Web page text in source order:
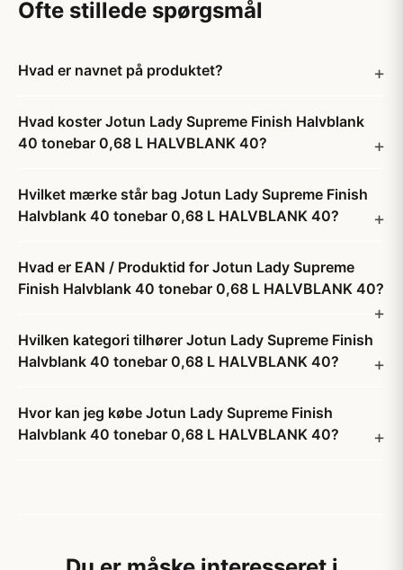
Ofte stillede spørgsmål
Hvad er navnet på produktet?
Hvad koster Jotun Lady Supreme Finish Halvblank
40 tonebar 0,68 L HALVBLANK 40?
Hvilket mærke står bag Jotun Lady Supreme Finish
Halvblank 40 tonebar 0,68 L HALVBLANK 40?
Hvad er EAN / Produktid for Jotun Lady Supreme
Finish Halvblank 40 tonebar 0,68 L HALVBLANK 40?
Hvilken kategori tilhører Jotun Lady Supreme Finish
Halvblank 40 tonebar 0,68 L HALVBLANK 40?
Hvor kan jeg købe Jotun Lady Supreme Finish
Halvblank 40 tonebar 0,68 L HALVBLANK 40?